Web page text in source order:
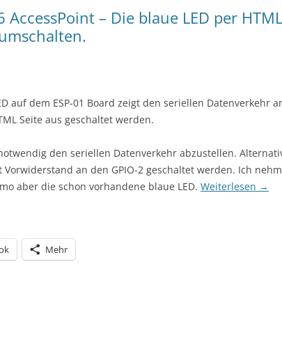
AccessPoint – Die blaue LED per
auf dem ESP-01 Board zeigt den seriellen Datenverkehr
Seite aus geschaltet werden.
den seriellen Datenverkehr abzustellen.
Vorwiderstand an den GPIO-2 geschaltet werden. Ich
aber die schon vorhandene blaue LED. Weiterlesen →
Mehr